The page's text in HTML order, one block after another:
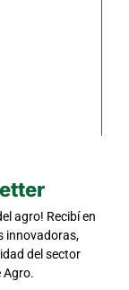
agro! Recibí en
innovadoras,
del sector
Agro.